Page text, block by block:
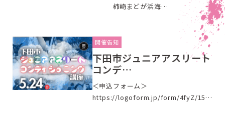
柿崎まどが浜海…
開催告知
下田市ジュニアアスリート
コンデ…
＜申込フォーム＞
https://logoform.jp/form/4fyZ/15…